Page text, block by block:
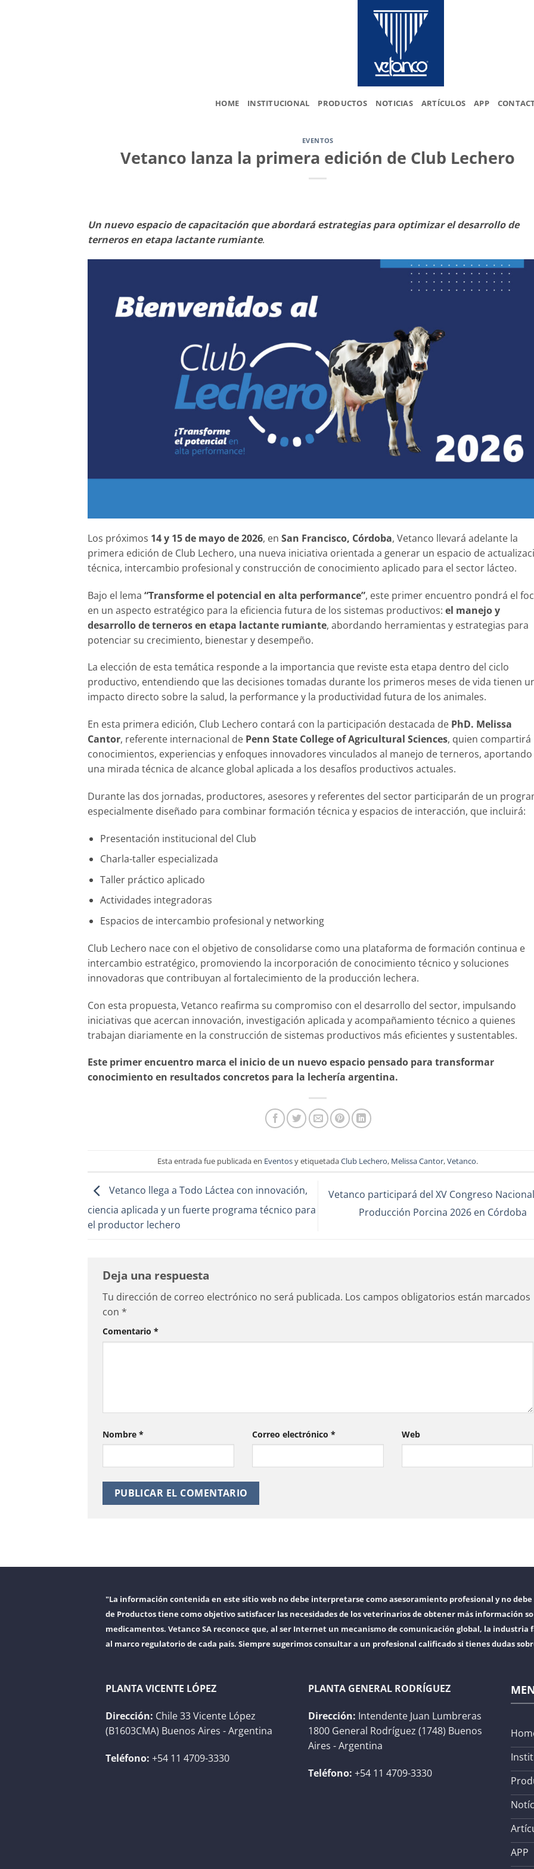
HOME INSTITUCIONAL PRODUCTOS NOTICIAS ARTÍCULOS APP
EVENTOS
Vetanco lanza la primera edición de Club Lechero
Un nuevo espacio de capacitación que abordará estrategias para optimizar el desarrollo de
terneros en etapa lactante rumiante.
Los próximos 14 y 15 de mayo de 2026, en San Francisco, Córdoba, Vetanco llevará adelante la
primera edición de Club Lechero, una nueva iniciativa orientada a generar un espacio de
técnica, intercambio profesional y construcción de conocimiento aplicado para el sector lácteo.
Bajo el lema “Transforme el potencial en alta performance”, este primer encuentro pondrá el
en un aspecto estratégico para la eficiencia futura de los sistemas productivos: el manejo y
desarrollo de terneros en etapa lactante rumiante, abordando herramientas y estrategias para
potenciar su crecimiento, bienestar y desempeño.
La elección de esta temática responde a la importancia que reviste esta etapa dentro del ciclo
productivo, entendiendo que las decisiones tomadas durante los primeros meses de vida tienen
impacto directo sobre la salud, la performance y la productividad futura de los animales.
En esta primera edición, Club Lechero contará con la participación destacada de PhD. Melissa
Cantor, referente internacional de Penn State College of Agricultural Sciences, quien compartirá
conocimientos, experiencias y enfoques innovadores vinculados al manejo de terneros, aportando
una mirada técnica de alcance global aplicada a los desafíos productivos actuales.
Durante las dos jornadas, productores, asesores y referentes del sector participarán de un
especialmente diseñado para combinar formación técnica y espacios de interacción, que incluirá:
Presentación institucional del Club
Charla-taller especializada
Taller práctico aplicado
Actividades integradoras
Espacios de intercambio profesional y networking
Club Lechero nace con el objetivo de consolidarse como una plataforma de formación continua e
intercambio estratégico, promoviendo la incorporación de conocimiento técnico y soluciones
innovadoras que contribuyan al fortalecimiento de la producción lechera.
Con esta propuesta, Vetanco reafirma su compromiso con el desarrollo del sector, impulsando
iniciativas que acercan innovación, investigación aplicada y acompañamiento técnico a quienes
trabajan diariamente en la construcción de sistemas productivos más eficientes y sustentables.
Este primer encuentro marca el inicio de un nuevo espacio pensado para transformar
conocimiento en resultados concretos para la lechería argentina.
Esta entrada fue publicada en Eventosy etiquetadaClub Lechero, Melissa Cantor,Vetanco.
Vetanco llega a Todo Láctea con innovación,
ciencia aplicada y un fuerte programa técnico para
el productor lechero
Vetanco participará del XV Congreso
Producción Porcina 2026 en Córdoba
Deja una respuesta
Tu dirección de correo electrónico no será publicada. Los campos obligatorios están marcados
con *
Comentario *
Nombre * Correo electrónico * Web
"La información contenida en este sitio web no debe interpretarse como asesoramiento profesional y no debe
de Productos tiene como objetivo satisfacer las necesidades de los veterinarios de obtener más información
medicamentos. Vetanco SA reconoce que, al ser Internet un mecanismo de comunicación global, la
al marco regulatorio de cada país. Siempre sugerimos consultar a un profesional calificado si tienes dudas
PLANTA VICENTE LÓPEZ
Dirección: Chile 33 Vicente López
(B1603CMA) Buenos Aires - Argentina
Teléfono: +54 11 4709-3330
PLANTA GENERAL RODRÍGUEZ
Dirección: Intendente Juan Lumbreras
1800 General Rodríguez (1748) Buenos
Aires - Argentina
Teléfono: +54 11 4709-3330
APP